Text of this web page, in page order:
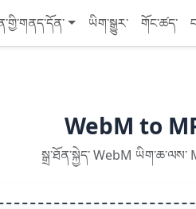
ཡིག་སྒྱུར་ གོང་ཚད་
WebM to
སྒྲ་ཐོན་སྐྱེད་ WebM ཡིག་ཆ་ལས་